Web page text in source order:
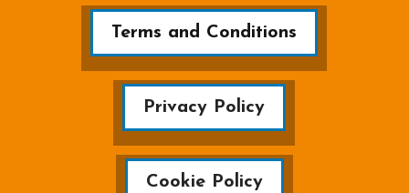
Terms and Conditions
Privacy Policy
Cookie Policy